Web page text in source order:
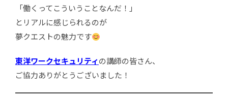
「働くってこういうことなんだ！」
とリアルに感じられるのが
夢クエストの魅力です
東洋ワークセキュリティの講師の皆さん、
ご協力ありがとうございました！